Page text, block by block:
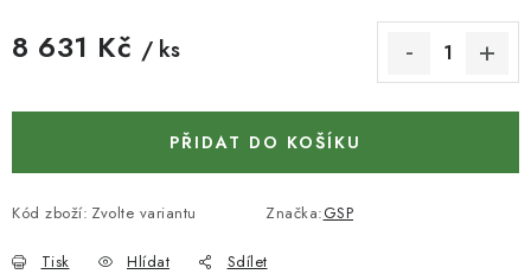
NÁSTROJE PRO FRÉZOVÁNÍ
NÁSTROJE PRO ŘEZÁNÍ KOVU
8 631 Kč / ks
PŘIDAT DO KOŠÍKU
Kód zboží: Zvolte variantu Značka:GSP
Tisk Hlídat Sdílet